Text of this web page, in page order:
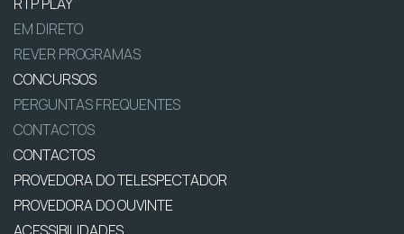
EM DIRETO
REVER PROGRAMAS
CONCURSOS
PERGUNTAS FREQUENTES
CONTACTOS
CONTACTOS
PROVEDORA DO TELESPECTADOR
PROVEDORA DO OUVINTE